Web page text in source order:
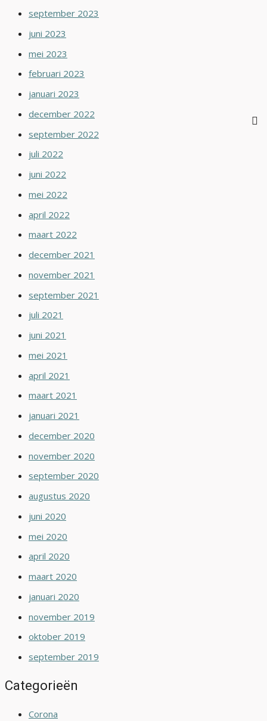
september 2023
juni 2023
mei 2023
februari 2023
januari 2023
december 2022
september 2022
juli 2022
juni 2022
mei 2022
april 2022
maart 2022
december 2021
november 2021
september 2021
juli 2021
juni 2021
mei 2021
april 2021
maart 2021
januari 2021
december 2020
november 2020
september 2020
augustus 2020
juni 2020
mei 2020
april 2020
maart 2020
januari 2020
november 2019
oktober 2019
september 2019
Categorieën
Corona